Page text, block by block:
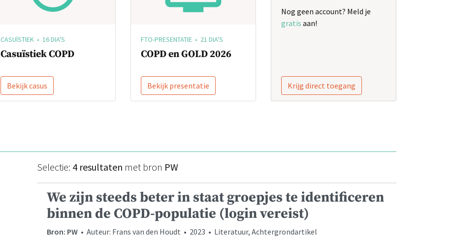
CASUÏSTIEK • 16 DIA'S
Casuïstiek COPD
Bekijk casus
FTO-PRESENTATIE • 21 DIA'S
COPD en GOLD 2026
Bekijk presentatie
Nog geen account? Meld je
gratis aan!
Krijg direct toegang
Selectie: 4 resultaten met bron PW
We zijn steeds beter in staat groepjes te identificeren
binnen de COPD-populatie (login vereist)
Bron: PW • Auteur: Frans van den Houdt • 2023 • Literatuur, Achtergrondartikel